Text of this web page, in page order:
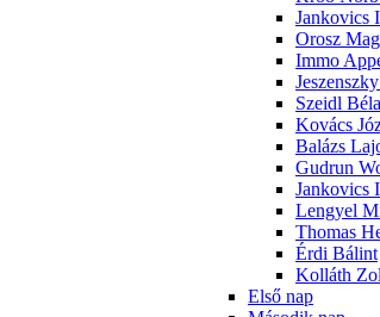
Jan­ko­vics
Orosz
Im­mo
Szeidl Bé­la
Ko­vács
Ba­lázs
Gud­run
Jan­ko­vics
Len­gyel
Tho­mas
Ér­di Bá­lint
Kol­láth
El­ső nap